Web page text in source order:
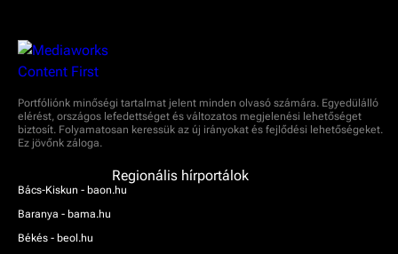
Portfóliónk minőségi tartalmat jelent minden olvasó számára. Egyedülálló
elérést, országos lefedettséget és változatos megjelenési lehetőséget
biztosít. Folyamatosan keressük az új irányokat és fejlődési lehetőségeket.
Ez jövőnk záloga.
Regionális hírportálok
Bács-Kiskun - baon.hu
Baranya - bama.hu
Békés - beol.hu